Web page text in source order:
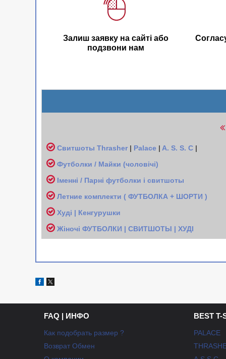
Залиш заявку на сайті або
подзвони нам
Свитшоты Thrasher | Palace | A. S. S. C |
Футболки / Майки (чоловічі)
Іменні / Парні футболки і свитшоты
Летние комплекти ( ФУТБОЛКА + ШОРТИ )
Худі | Кенгурушки
Жіночі ФУТБОЛКИ | СВИТШОТЫ | ХУДІ
FAQ | ИНФО
Как подобрать размер ?
Возврат Обмен
BEST T-
PALACE